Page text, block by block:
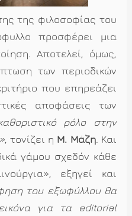
της φιλοσοφίας του
προσφέρει μια
Αποτελεί, όμως,
των περιοδικών
που επηρεάζει
αποφάσεις των
ρόλο στην
, τονίζει η Μ. Μάζη. Και
γάμου σχεδόν κάθε
εξηγεί και
του εξωφύλλου θα
για τα editorial